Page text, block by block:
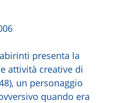
presenta la
attività creative di
un personaggio
quando era